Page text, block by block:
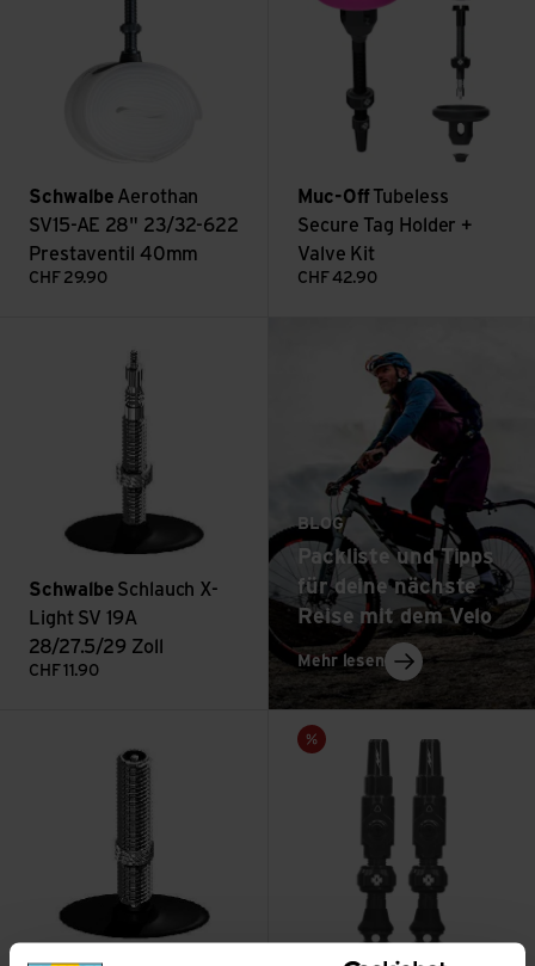
Schwalbe Aerothan
SV15-AE 28" 23/32-622
Prestaventil 40mm
CHF 29.90
Muc-OffTubeless
Secure Tag Holder +
Valve Kit
CHF 42.90
Schwalbe Schlauch X-
Light SV 19A
28/27.5/29 Zoll
CHF 11.90
BLOG
Packliste und Tipps
für deine nächste
Reise mit dem Velo
Mehr lesen: Packliste und
Schlauch AV17 700x28C/42B+C ansehen
Sale
Big Bore Lite Tubeless Valves